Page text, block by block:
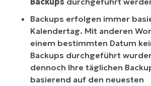
Backups erfolgen immer
Kalendertag. Mit anderen
einem bestimmten Datum
Backups durchgeführt
dennoch Ihre täglichen
basierend auf den neuesten